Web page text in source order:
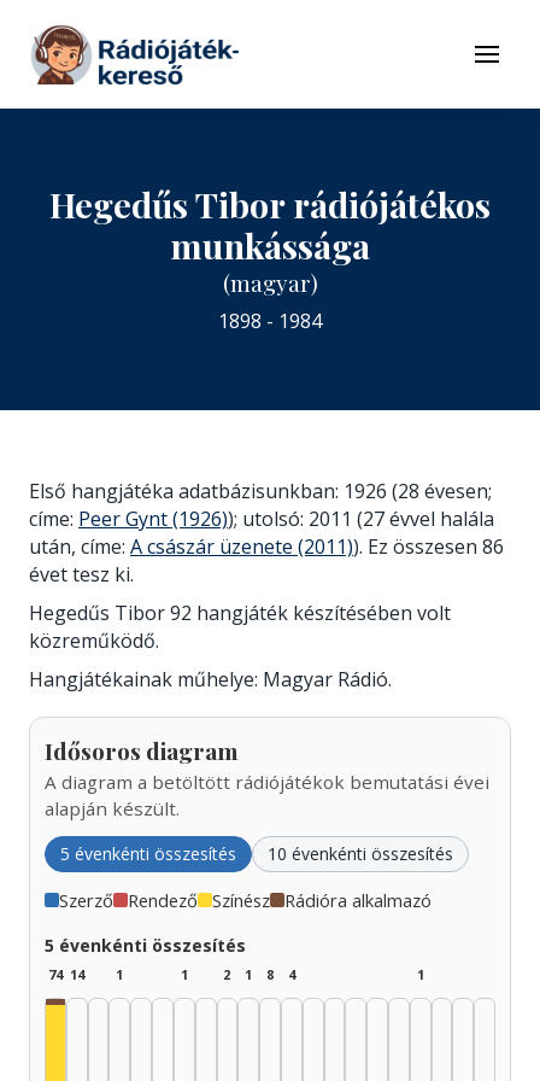
Tovább a tartalomhoz
Menü
Hegedűs Tibor rádiójátékos
munkássága
(magyar)
1898 - 1984
Első hangjátéka adatbázisunkban: 1926 (28 évesen;
címe: Peer Gynt (1926)); utolsó: 2011 (27 évvel halála
után, címe: A császár üzenete (2011)). Ez összesen 86
évet tesz ki.
Hegedűs Tibor 92 hangjáték készítésében volt
közreműködő.
Hangjátékainak műhelye: Magyar Rádió.
Idősoros diagram
A diagram a betöltött rádiójátékok bemutatási évei
alapján készült.
5 évenkénti összesítés 10 évenkénti összesítés
Szerző Rendező Színész Rádióra alkalmazó
5 évenkénti összesítés
74 14 1 1 2 1 8 4 1